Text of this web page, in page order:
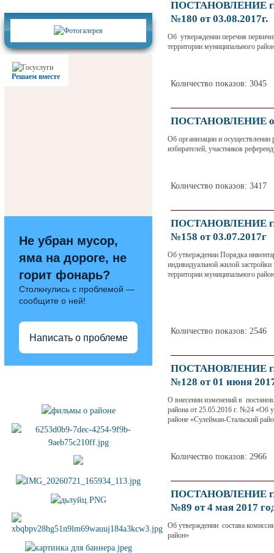
Решаем вместе
Не убран мусор,
яма на дороге, не
горит фонарь?
Столкнулись с проблемой —
сообщите о ней!
Написать о проблеме
ПОСТАНОВЛЕНИЕ
№180 от 03.08.2017г.
Об утверждении перечня
территории муниципального
Количество показов: 3045
ПОСТАНОВЛЕНИЕ от
Об организации и осуществлении
избирателей, участников
Количество показов: 3417
ПОСТАНОВЛЕНИЕ
№158 от 03.07.2017г
Об утверждении Порядка
индивидуальной жилой
территории муниципального
Количество показов: 2546
ПОСТАНОВЛЕНИЕ
№128 от 01 июня
О внесении изменений в
района от 25.05.2016 г. №24 «Об
районе «Сулейман-Стальский
Количество показов: 2966
ПОСТАНОВЛЕНИЕ
№89 от 4 мая 2017
Об утверждении состава
район»